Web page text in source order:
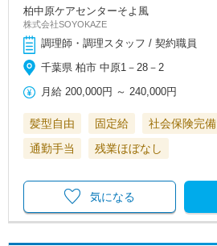
柏中原ケアセンターそよ風
株式会社SOYOKAZE
調理師・調理スタッフ / 契約職員
千葉県 柏市 中原1－28－2
月給 200,000円 ～240,000円
髪型自由 固定給 社会保険完備
通勤手当
残業ほぼなし
気になる